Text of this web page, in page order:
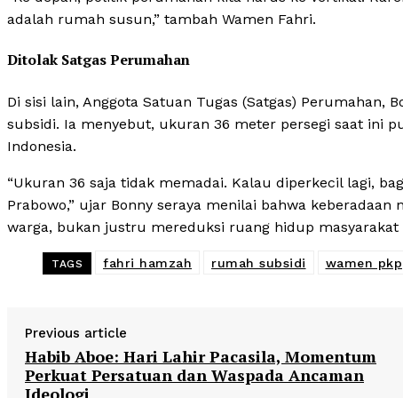
adalah rumah susun,” tambah Wamen Fahri.
Ditolak Satgas Perumahan
Di sisi lain, Anggota Satuan Tugas (Satgas)
subsidi. Ia menyebut, ukuran 36 meter persegi saat ini
Indonesia.
“Ukuran 36 saja tidak memadai. Kalau diperkecil lagi,
Prabowo,” ujar Bonny seraya menilai bahwa
warga, bukan justru mereduksi ruang hidup
TAGS fahri hamzah rumah subsidi wamen pkp
Previous article
Habib Aboe: Hari Lahir Pacasila, Momentum
Perkuat Persatuan dan Waspada Ancaman
Ideologi